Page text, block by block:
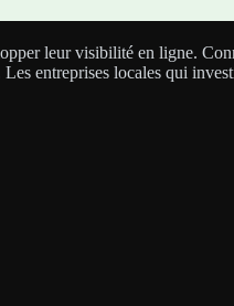
leur visibilité en ligne.
entreprises locales qui